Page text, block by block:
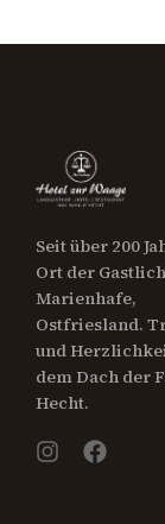
Seit über 200
Ort der
Marienhafe,
Ostfriesland.
und
dem Dach der
Hecht.